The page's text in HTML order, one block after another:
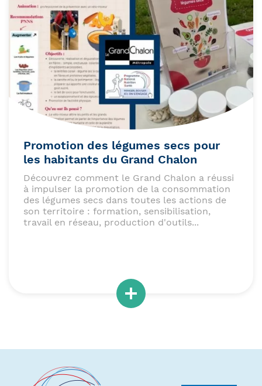
Promotion des légumes secs pour
les habitants du Grand Chalon
Découvrez comment le Grand Chalon a réussi
à impulser la promotion de la consommation
des légumes secs dans toutes les actions de
son territoire : formation, sensibilisation,
travail en réseau, production d'outils...